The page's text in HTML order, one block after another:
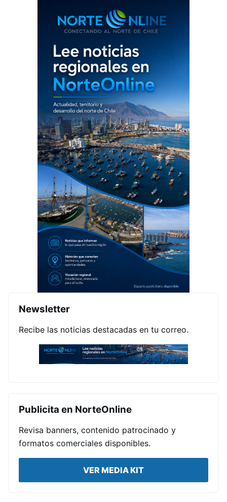
Newsletter
Recibe las noticias destacadas en tu correo.
Publicita en NorteOnline
Revisa banners, contenido patrocinado y
formatos comerciales disponibles.
VER MEDIA KIT